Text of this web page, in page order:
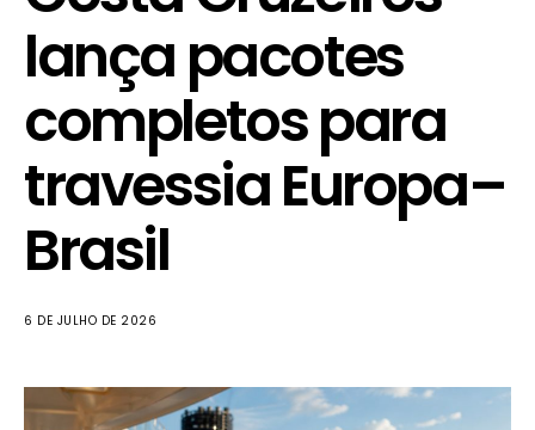
lança pacotes
completos para
travessia Europa–
Brasil
6 DE JULHO DE 2026